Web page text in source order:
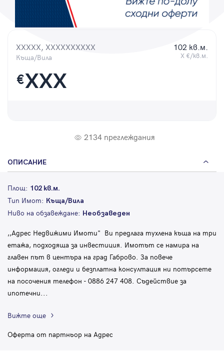
XXXXX, XXXXXXXXXX
Къща/Вила
102 кв.м.
X €/кв.м.
€XXX
2134 преглеждания
ОПИСАНИЕ
Площ: 102 кв.м.
Тип Имот: Къща/Вила
Ниво на обзавеждане: Необзаведен
,,Адрес Недвижими Имоти" Ви предлага тухлена къща на три
етажа, подходяща за инвестиция. Имотът се намира на
главен път в центъра на град Габрово. За повече
информация, огледи и безплатна консултация ни потърсете
на посочения телефон - 0886 247 408. Съдействие за
ипотечни...
Вижте още
Оферта от партньор на Адрес
Парола